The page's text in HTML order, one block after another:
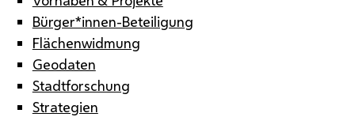
Bürger*innen-Beteiligung
Flächenwidmung
Geodaten
Stadtforschung
Strategien